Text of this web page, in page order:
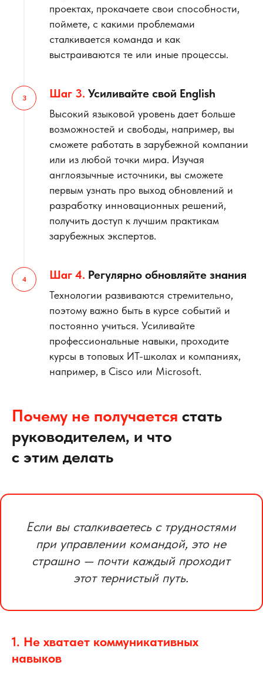
проектах, прокачаете свои способности,
поймете, с какими проблемами
сталкивается команда и как
выстраиваются те или иные процессы.
Шаг 3. Усиливайте свой English
Высокий языковой уровень дает больше
возможностей и свободы, например, вы
сможете работать в зарубежной компании
или из любой точки мира. Изучая
англоязычные источники, вы сможете
первым узнать про выход обновлений и
разработку инновационных решений,
получить доступ к лучшим практикам
зарубежных экспертов.
Шаг 4. Регулярно обновляйте знания
Технологии развиваются стремительно,
поэтому важно быть в курсе событий и
постоянно учиться. Усиливайте
профессиональные навыки, проходите
курсы в топовых ИТ-школах и компаниях,
например, в Cisco или Microsoft.
Почему не получается стать
руководителем, и что
с этим делать
Если вы сталкиваетесь с трудностями
при управлении командой, это не
страшно — почти каждый проходит
этот тернистый путь.
1. Не хватает коммуникативных
навыков